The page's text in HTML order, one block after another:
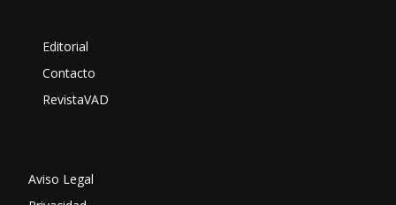
Editorial
Contacto
RevistaVAD
Aviso Legal